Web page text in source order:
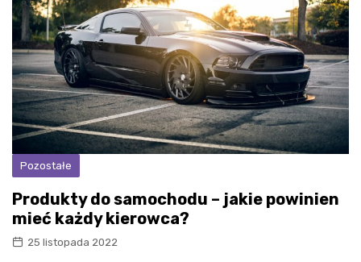
Pozostałe
Produkty do samochodu – jakie powinien
mieć każdy kierowca?
25 listopada 2022